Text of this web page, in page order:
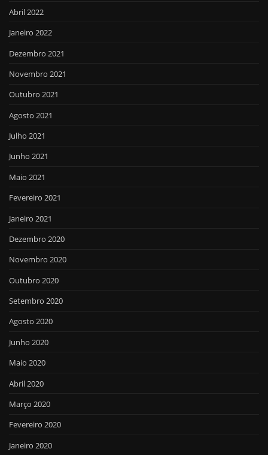
Abril 2022
Janeiro 2022
Dezembro 2021
Novembro 2021
Outubro 2021
Agosto 2021
Julho 2021
Junho 2021
Maio 2021
Fevereiro 2021
Janeiro 2021
Dezembro 2020
Novembro 2020
Outubro 2020
Setembro 2020
Agosto 2020
Junho 2020
Maio 2020
Abril 2020
Março 2020
Fevereiro 2020
Janeiro 2020